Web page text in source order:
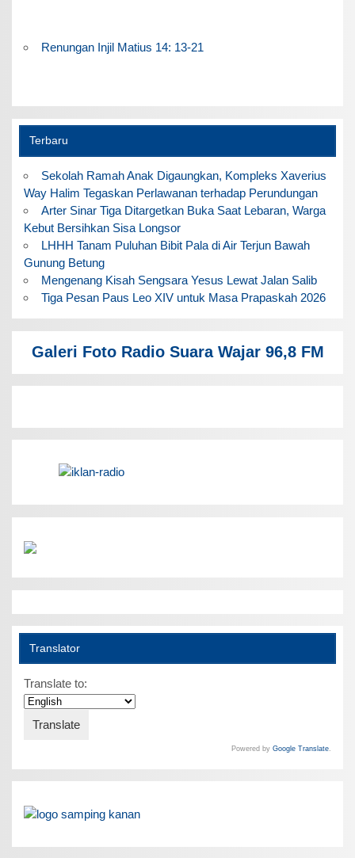
Renungan Injil Matius 14: 13-21
Terbaru
Sekolah Ramah Anak Digaungkan, Kompleks Xaverius
Way Halim Tegaskan Perlawanan terhadap Perundungan
Arter Sinar Tiga Ditargetkan Buka Saat Lebaran, Warga
Kebut Bersihkan Sisa Longsor
LHHH Tanam Puluhan Bibit Pala di Air Terjun Bawah
Gunung Betung
Mengenang Kisah Sengsara Yesus Lewat Jalan Salib
Tiga Pesan Paus Leo XIV untuk Masa Prapaskah 2026
Galeri Foto Radio Suara Wajar 96,8 FM
Translator
Translate to:
Powered by Google Translate.